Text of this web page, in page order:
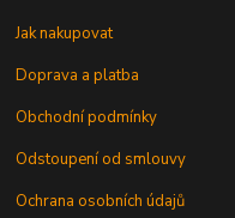
Jak nakupovat
Doprava a platba
Obchodní podmínky
Odstoupení od smlouvy
Ochrana osobních údajů